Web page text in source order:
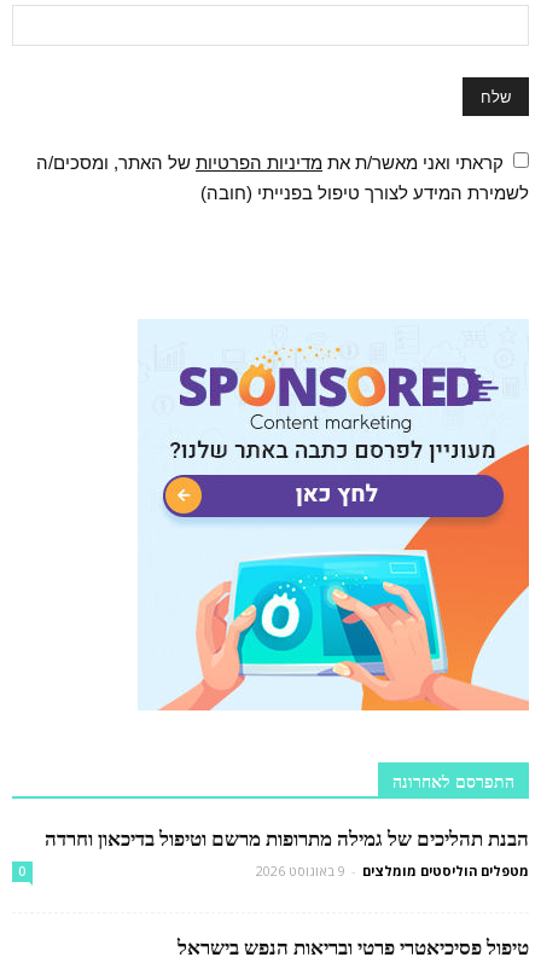
קראתי ואני מאשר/ת את מדיניות הפרטיות של האתר, ומסכים/ה
לשמירת המידע לצורך טיפול בפנייתי (חובה)
התפרסם לאחרונה
הבנת תהליכים של גמילה מתרופות מרשם וטיפול בדיכאון וחרדה
מטפלים הוליסטים מומלצים - 9 באוגוסט 2026 0
טיפול פסיכיאטרי פרטי ובריאות הנפש בישראל